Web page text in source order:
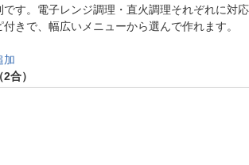
す。電子レンジ調理・直火調理それぞれに対応
きで、幅広いメニューから選んで作れます。
加
合）